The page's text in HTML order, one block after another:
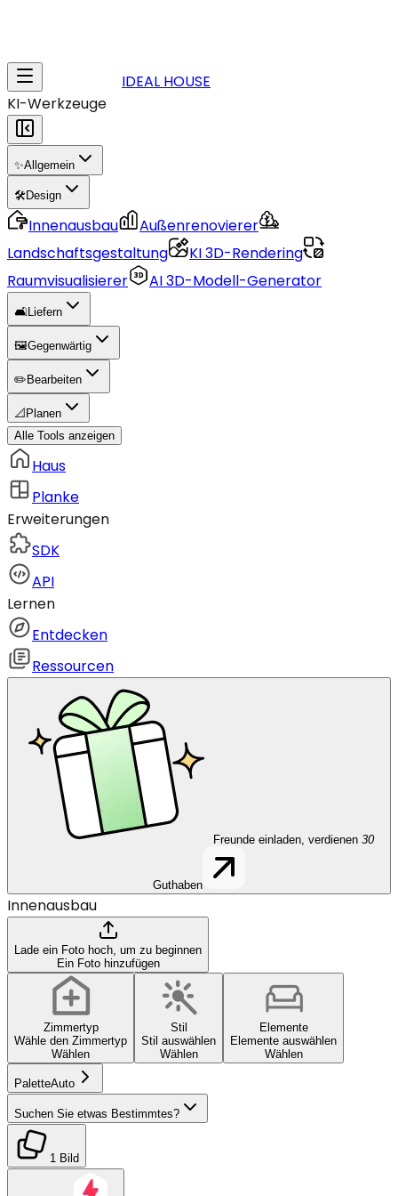
IDEAL HOUSE
KI-Werkzeuge
✨Allgemein
🛠️Design
Innenausbau
Außenrenovierer
Landschaftsgestaltung
KI 3D-Rendering
Raumvisualisierer
AI 3D-Modell-Generator
🛋️Liefern
🖼️Gegenwärtig
✏️ Bearbeiten
📐 Planen
Alle Tools anzeigen
Haus
Planke
Erweiterungen
SDK
API
Lernen
Entdecken
Ressourcen
Freunde einladen, verdienen 30
Guthaben
Innenausbau
Lade ein Foto hoch, um zu beginnen
Ein Foto hinzufügen
Zimmertyp
Wähle den Zimmertyp
Wählen
Stil
Stil auswählen
Wählen
Elemente
Elemente auswählen
Wählen
PaletteAuto
Suchen Sie etwas Bestimmtes?
1 Bild